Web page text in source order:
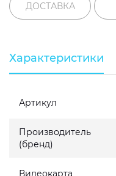
ДОСТАВКА
Характеристики
Артикул
Производитель
(бренд)
Видеокарта